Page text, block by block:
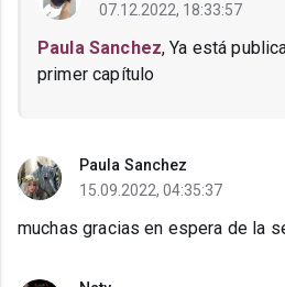
07.12.2022, 18:33:57
Paula Sanchez, Ya está
primer capítulo
Paula Sanchez
15.09.2022, 04:35:37
muchas gracias en espera de la